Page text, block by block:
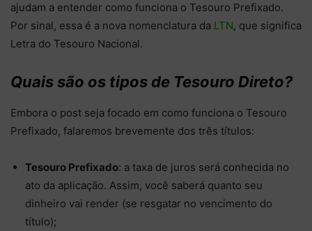
ajudam a entender como funciona o Tesouro Prefixado.
Por sinal, essa é a nova nomenclatura da LTN, que significa
Letra do Tesouro Nacional.
Quais são os tipos de Tesouro Direto?
Embora o post seja focado em como funciona o Tesouro
Prefixado, falaremos brevemente dos três títulos:
Tesouro Prefixado: a taxa de juros será conhecida no
ato da aplicação. Assim, você saberá quanto seu
dinheiro vai render (se resgatar no vencimento do
título);